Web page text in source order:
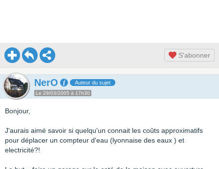
S'abonner
NerO Auteur du sujet
Le 29/03/2005 à 17h30
Bonjour,
J'aurais aimé savoir si quelqu'un connait les coûts approximatifs
pour déplacer un compteur d'eau (lyonnaise des eaux ) et
electricité?!